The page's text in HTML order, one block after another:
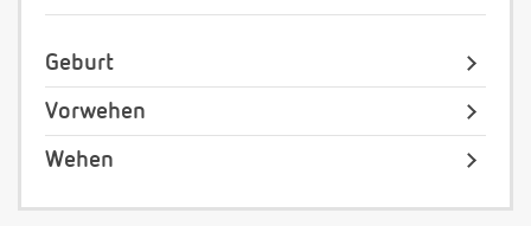
Geburt
Vorwehen
Wehen